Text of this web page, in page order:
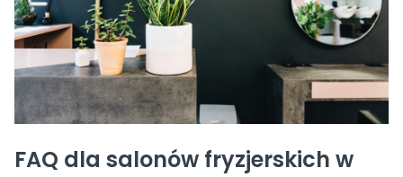
FAQ dla salonów fryzjerskich w